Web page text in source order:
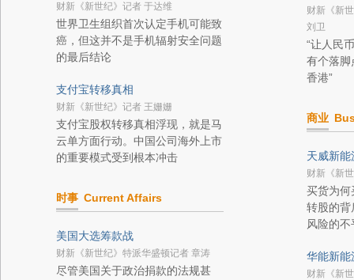
财新《新世纪》记者 于达维
世界卫生组织首次认定手机可能致
癌，但这并不是手机辐射安全问题
的最后结论
支付宝转移真相
财新《新世纪》记者 王姗姗
支付宝股权转移真相浮现，就是马
云单方面行动。中国公司海外上市
的重要模式受到根本冲击
时事 Current Affairs
美国大选筹款战
财新《新世纪》特派华盛顿记者 章涛
尽管美国关于政治捐款的法规甚
财新《新
刘卫
“让人民
有个落脚
香港”
商业
天威新
财新《新
买货为何
转股的背
风险的
华能新能
财新《新